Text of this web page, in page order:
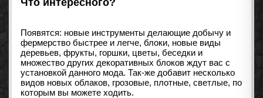
Появятся: новые инструменты делающие добычу и
фермерство быстрее и легче, блоки, новые виды
деревьев, фрукты, горшки, цветы, беседки и
множество других декоративных блоков ждут вас с
установкой данного мода. Так-же добавит несколько
видов новых облаков, грозовые, плотные, светлые, по
которым вы можете ходить.